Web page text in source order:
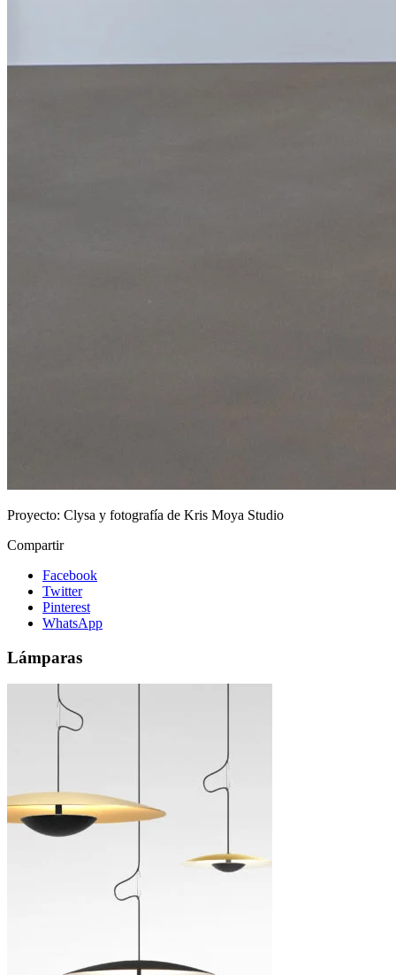
Proyecto: Clysa y fotografía de Kris Moya Studio
Compartir
Facebook
Twitter
Pinterest
WhatsApp
Lámparas